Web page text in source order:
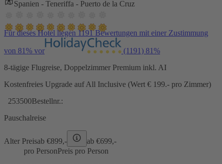
Spanien - Teneriffa - Puerto de la Cruz
Für dieses Hotel liegen 1191 Bewertungen mit einer Zustimmung
von 81% vor (1191) 81%
8-tägige Flugreise, Doppelzimmer Premium inkl. AI
Kostenfreies Upgrade auf All Inclusive (Wert € 199.- pro Zimmer)
253500Bestellnr.:
Pauschalreise
Alter Preisab €899,- ab €699,-
pro PersonPreis pro Person